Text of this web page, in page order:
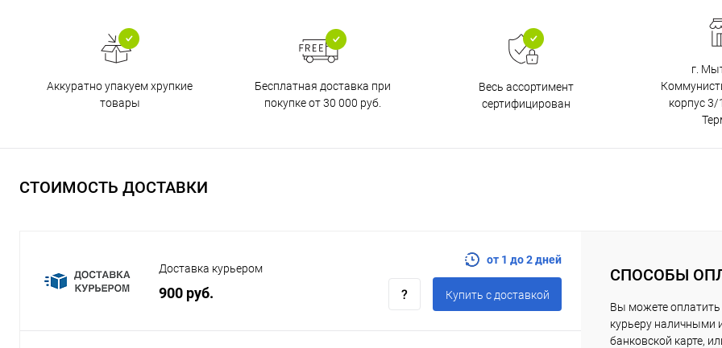
Аккуратно упакуем хрупкие
товары
Бесплатная доставка при
покупке от 30 000 руб.
Весь ассортимент
сертифицирован
г.
корпус 3/
СТОИМОСТЬ ДОСТАВКИ
Доставка курьером
900 руб.
от 1 до 2 дней
Купить c доставкой
СПОСОБЫ
Вы можете оплатить
курьеру наличными
банковской карте,